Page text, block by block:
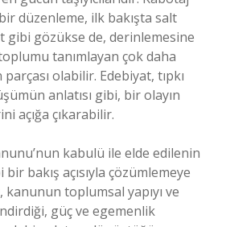
düzenleme, ilk bakışta salt
gibi gözükse de, derinlemesine
tanımlayan çok daha
olabilir. Edebiyat, tıpkı
anlatısı gibi, bir olayın
açığa çıkarabilir.
kabulü ile elde edilenin
bakış açısıyla çözümlemeye
kanunun toplumsal yapıyı ve
güç ve egemenlik